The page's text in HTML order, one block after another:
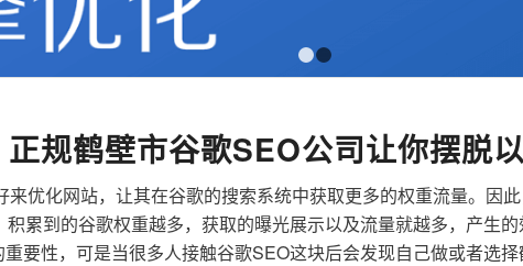
正规鹤壁市谷歌SEO公司让你摆脱
优化网站，让其在谷歌的搜索系统中获取更多的权重流量。因
累到的谷歌权重越多，获取的曝光展示以及流量就越多，产生
要性，可是当很多人接触谷歌SEO这块后会发现自己做或者选